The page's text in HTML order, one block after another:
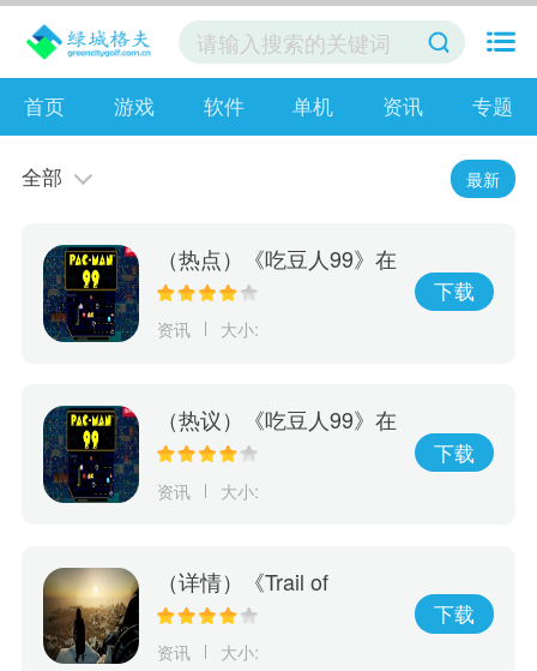
首页 游戏 软件 单机 资讯 专题
全部 最新
（热点）《吃豆人99》在
线游戏服务将于10月8日
资讯 大小:
下载
（热议）《吃豆人99》在
线游戏服务将于10月8日
资讯 大小:
下载
（详情）《Trail of
Ayash》抢先体验游戏上
决定部族未来命运
资讯 大小:
下载